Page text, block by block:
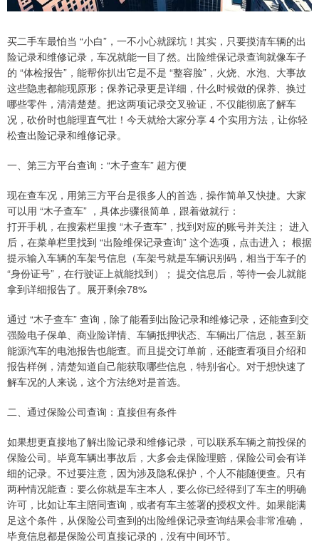
买二手车最怕当 “小白”，一不小心就踩坑！其实，只要摸清车辆的出
险记录和维修记录，车况就能一目了然。出险维保记录查询就像车子
的 “体检报告”，能帮你扒出它是不是 “整容脸”，火烧、水泡、大事故
这些隐患都能现原形；保养记录更是详细，什么时候做的保养、换过
哪些零件，清清楚楚。把这两项记录交叉验证，不仅能彻底了解车
况，砍价时也能理直气壮！今天就给大家分享 4 个实用方法，让你轻
松查出险记录和维修记录。
一、第三方平台查询：“木子查车” 超方便
现在查车况，用第三方平台是很多人的首选，操作简单又快捷。大家
可以用 “木子查车” ，具体步骤很简单，跟着做就行：
打开手机，在搜索栏里搜 “木子查车”，找到对应的账号并关注； 进入
后，在菜单栏里找到 “出险维保记录查询” 这个选项，点击进入； 根据
提示输入车辆的车架号信息（车架号就是车辆识别码，相当于车子的
“身份证号”，在行驶证上就能找到）； 提交信息后，等待一会儿就能
拿到详细报告了。展开剩余78%
通过 “木子查车” 查询，除了能看到出险记录和维修记录，还能查到交
强险电子保单、商业险详情、车辆抵押状态、车辆出厂信息，甚至新
能源汽车的电池报告也能查。而且提交订单前，还能查看项目介绍和
报告样例，清楚知道自己能获取哪些信息，特别省心。对于想快速了
解车况的人来说，这个方法绝对是首选。
二、通过保险公司查询：直接但有条件
如果想更直接地了解出险记录和维修记录，可以联系车辆之前投保的
保险公司。毕竟车辆出事故后，大多会走保险理赔，保险公司会有详
细的记录。不过要注意，因为涉及隐私保护，个人不能随便查。只有
两种情况能查：要么你就是车主本人，要么你已经得到了车主的明确
许可，比如让车主陪同查询，或者有车主签署的授权文件。如果能满
足这个条件，从保险公司查到的出险维保记录查询结果会非常准确，
毕竟信息都是保险公司直接记录的，没有中间环节。